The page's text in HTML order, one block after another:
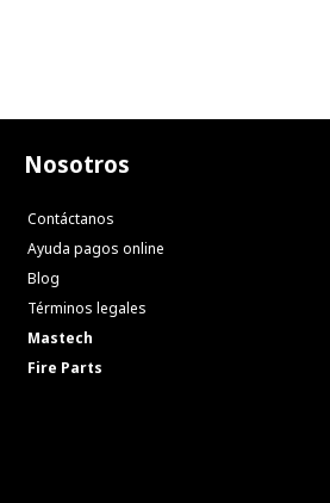
Nosotros
Contáctanos
Ayuda pagos online
Blog
Términos legales
Mastech
Fire Parts